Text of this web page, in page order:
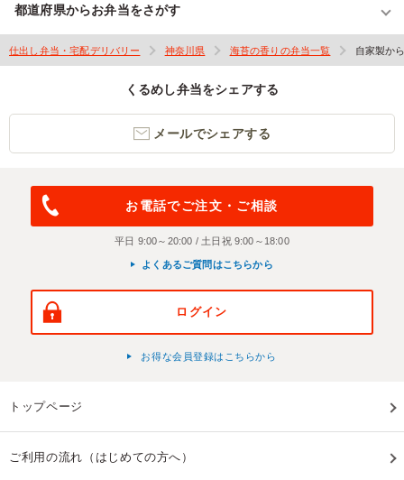
都道府県からお弁当をさがす
仕出し弁当・宅配デリバリー 神奈川県 海苔の香りの弁当一覧 自家製か
くるめし弁当をシェアする
メールでシェアする
お電話でご注文・ご相談
平日 9:00～20:00 / 土日祝 9:00～18:00
よくあるご質問はこちらから
ログイン
お得な会員登録はこちらから
トップページ
ご利用の流れ（はじめての方へ）